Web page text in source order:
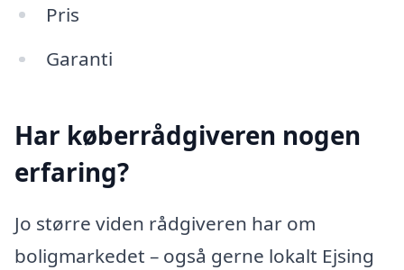
Pris
Garanti
Har køberrådgiveren nogen
erfaring?
Jo større viden rådgiveren har om
boligmarkedet – også gerne lokalt Ejsing